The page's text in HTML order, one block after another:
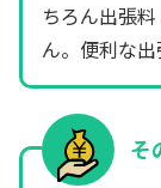
ちろん出張
ん。便利な
そ